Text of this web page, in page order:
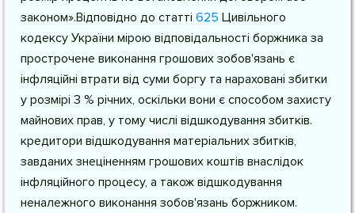
законом».Відповідно до статті 625 Цивільного
кодексу України мірою відповідальності боржника за
прострочене виконання грошових зобов'язань є
інфляційні втрати від суми боргу та нараховані збитки
у розмірі 3 % річних, оскільки вони є способом захисту
майнових прав, у тому числі відшкодування збитків.
кредитори відшкодування матеріальних збитків,
завданих знеціненням грошових коштів внаслідок
інфляційного процесу, а також відшкодування
неналежного виконання зобов'язань боржником.